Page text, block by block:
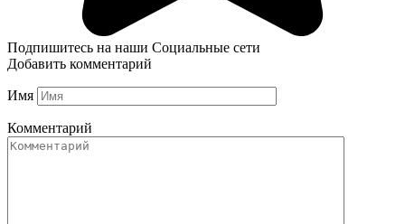
Подпишитесь на наши Социальные сети
Добавить комментарий
Имя
Комментарий